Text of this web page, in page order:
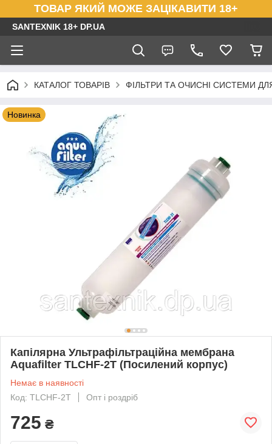
ТОВАР ЯКИЙ МОЖЕ ЗАЦІКАВИТИ 18+
SANTEXNIK 18+ DP.UA
КАТАЛОГ ТОВАРІВ ФІЛЬТРИ ТА ОЧИСНІ СИСТЕМИ
Новинка
Капілярна Ультрафільтраційна мембрана
Aquafilter TLCHF-2T (Посилений корпус)
Немає в наявності
Код: TLCHF-2T
Опт і роздріб
725 ₴